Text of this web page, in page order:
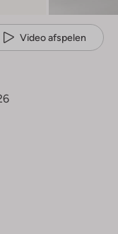
Video afspelen